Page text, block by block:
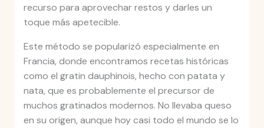
recurso para aprovechar restos y darles un
toque más apetecible.
Este método se popularizó especialmente en
Francia, donde encontramos recetas históricas
como el gratin dauphinois, hecho con patata y
nata, que es probablemente el precursor de
muchos gratinados modernos. No llevaba queso
en su origen, aunque hoy casi todo el mundo se lo